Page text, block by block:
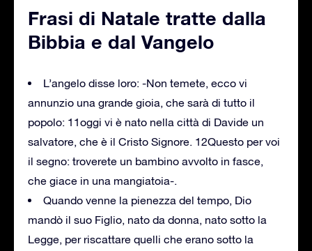
Frasi di Natale tratte dalla
Bibbia e dal Vangelo
L’angelo disse loro: -Non temete, ecco vi
annunzio una grande gioia, che sarà di tutto il
popolo: 11oggi vi è nato nella città di Davide un
salvatore, che è il Cristo Signore. 12Questo per voi
il segno: troverete un bambino avvolto in fasce,
che giace in una mangiatoia-.
Quando venne la pienezza del tempo, Dio
mandò il suo Figlio, nato da donna, nato sotto la
Legge, per riscattare quelli che erano sotto la